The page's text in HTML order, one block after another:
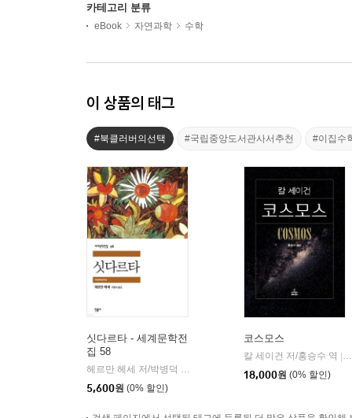
카테고리 분류
eBook 자연과학 수학
이 상품의 태그
#북클러버의선택 #국립중앙도서관사서추천 #이집수
싯다르타 - 세계문학전
집 58
5,600원 (0% 할인)
코스모스
칼 세이건 저/홍승수 역 |
18,000원 (0% 할인)